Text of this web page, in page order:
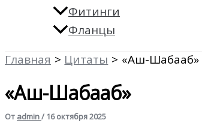
Фитинги
Фланцы
Главная
Цитаты «Аш-Шабааб»
«Аш-Шабааб»
От admin/ 16 октября 2025